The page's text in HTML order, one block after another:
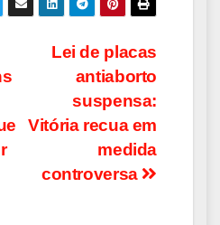
Lei de placas
antiaborto
suspensa:
Vitória recua em
medida
controversa